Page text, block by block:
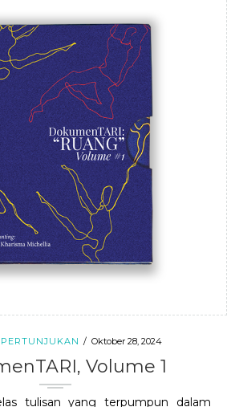
Oktober 28, 2024
Volume 1
tulisan yang terpumpun dalam